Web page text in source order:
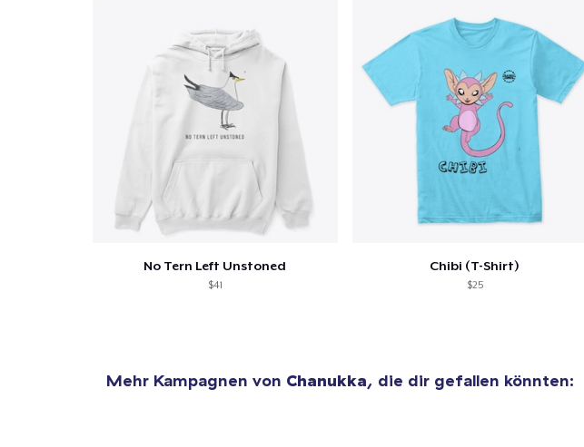
No Tern Left Unstoned
$41
Chibi (T-Shirt)
$25
Mehr Kampagnen von Chanukka, die dir gefallen könnten:
Comfort Tee
Mug
14,99 $
Essential Tee